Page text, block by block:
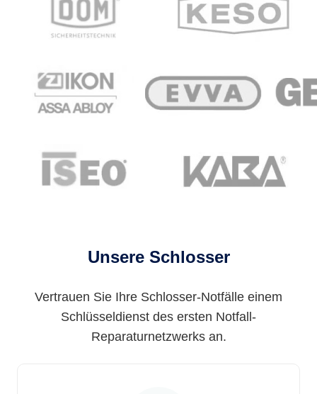
Unsere Schlosser
Vertrauen Sie Ihre Schlosser-Notfälle einem
Schlüsseldienst des ersten Notfall-
Reparaturnetzwerks an.